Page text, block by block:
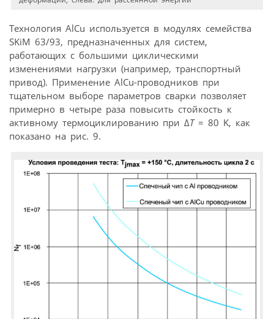
Технология AlCu используется в модулях семейства
SKiM 63/93, предназначенных для систем,
работающих с большими циклическими
изменениями нагрузки (например, транспортный
привод). Применение AlCu-проводников при
тщательном выборе параметров сварки позволяет
примерно в четыре раза повысить стойкость к
активному термоциклированию при ΔT= 80 K, как
показано на рис. 9.